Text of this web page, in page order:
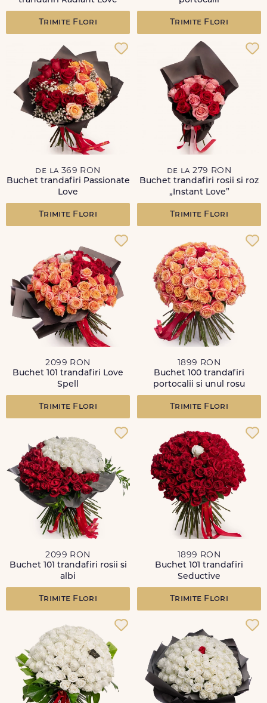
Trimite Flori Trimite Flori
de la 369 RON
Buchet trandafiri Passionate
Love
Trimite Flori
de la 279 RON
Buchet trandafiri rosii si roz
„Instant Love”
Trimite Flori
2099 RON
Buchet 101 trandafiri Love
Spell
Trimite Flori
1899 RON
Buchet 100 trandafiri
portocalii si unul rosu
Trimite Flori
2099 RON
Buchet 101 trandafiri rosii si
albi
Trimite Flori
1899 RON
Buchet 101 trandafiri
Seductive
Trimite Flori